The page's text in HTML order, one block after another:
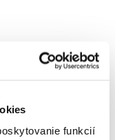
funkcií